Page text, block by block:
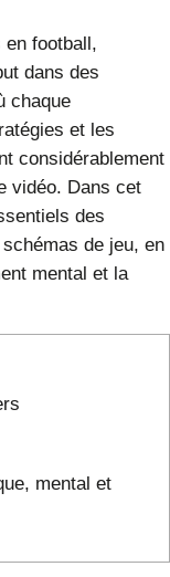
football,
dans des
chaque
et les
considérablement
vidéo. Dans cet
des
de jeu, en
mental et la
mental et